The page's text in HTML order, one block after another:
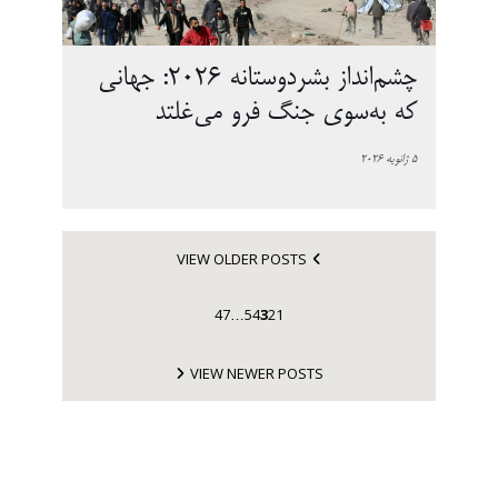
چشم‌انداز بشردوستانه ۲۰۲۶: جهانی
که به‌سوی جنگ فرو می‌غلتد
5 ژانویه 2026
VIEW OLDER POSTS
1
2
3
4
5
…
47
VIEW NEWER POSTS